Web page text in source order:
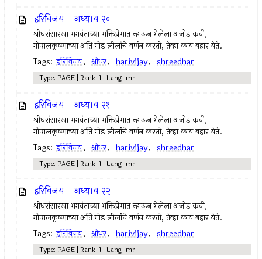
हरिविजय - अध्याय २०
श्रीधरांसारखा भगवंताच्या भक्तिप्रेमात न्हाऊन गेलेला अजोड कवी,
गोपालकृष्णाच्या अति गोड लीलांचे वर्णन करतो, तेव्हा काय बहार येते.
Tags: हरिविजय, श्रीधर, harivijay, shreedhar
Type: PAGE | Rank: 1 | Lang: mr
हरिविजय - अध्याय २१
श्रीधरांसारखा भगवंताच्या भक्तिप्रेमात न्हाऊन गेलेला अजोड कवी,
गोपालकृष्णाच्या अति गोड लीलांचे वर्णन करतो, तेव्हा काय बहार येते.
Tags: हरिविजय, श्रीधर, harivijay, shreedhar
Type: PAGE | Rank: 1 | Lang: mr
हरिविजय - अध्याय २२
श्रीधरांसारखा भगवंताच्या भक्तिप्रेमात न्हाऊन गेलेला अजोड कवी,
गोपालकृष्णाच्या अति गोड लीलांचे वर्णन करतो, तेव्हा काय बहार येते.
Tags: हरिविजय, श्रीधर, harivijay, shreedhar
Type: PAGE | Rank: 1 | Lang: mr